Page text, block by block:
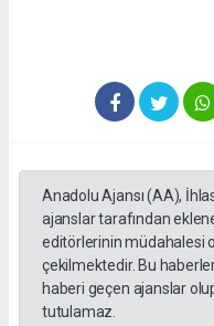
Anadolu Ajansı (AA),
ajanslar tarafından
editörlerinin müdahalesi
çekilmektedir. Bu
haberi geçen ajanslar
tutulamaz.